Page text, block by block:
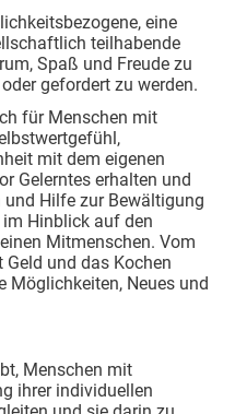
eine
teilhabende
Spaß und Freude zu
gefordert zu werden.
für Menschen mit
mit dem eigenen
Gelerntes erhalten und
Hilfe zur Bewältigung
Hinblick auf den
Mitmenschen. Vom
Geld und das Kochen
Möglichkeiten, Neues und
Menschen mit
ihrer individuellen